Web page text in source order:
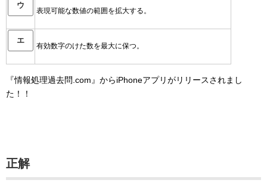
ウ
表現可能な数値の範囲を拡大する。
エ
有効数字のけた数を最大に保つ。
『情報処理過去問.com』からiPhoneアプリがリリースされまし
た！！
正解